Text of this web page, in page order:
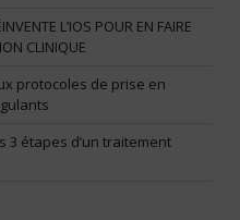
L’IOS POUR EN FAIRE
CLINIQUE
protocoles de prise en
3 étapes d’un traitement